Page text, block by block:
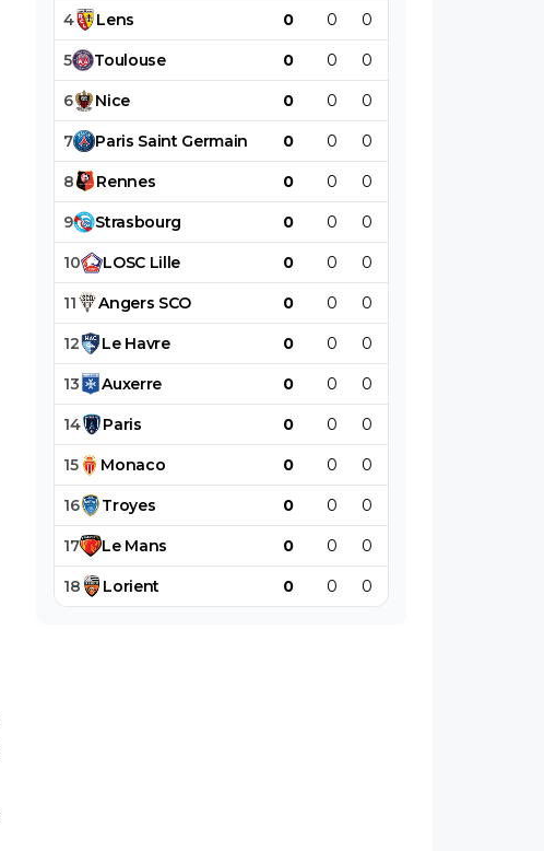
4 Lens 0 0 0
5 Toulouse 0 0 0
6 Nice 0 0 0
7 Paris Saint Germain 0 0 0
8 Rennes 0 0 0
9 Strasbourg 0 0 0
10 LOSC Lille 0 0 0
11 Angers SCO 0 0 0
12 Le Havre 0 0 0
13 Auxerre 0 0 0
14 Paris 0 0 0
15 Monaco 0 0 0
16 Troyes 0 0 0
17 Le Mans 0 0 0
18 Lorient 0 0 0